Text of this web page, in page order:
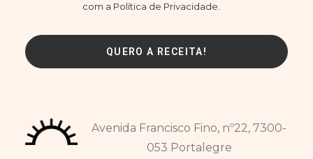
com a Política de Privacidade.
Avenida Francisco Fino, nº22, 7300-
053 Portalegre